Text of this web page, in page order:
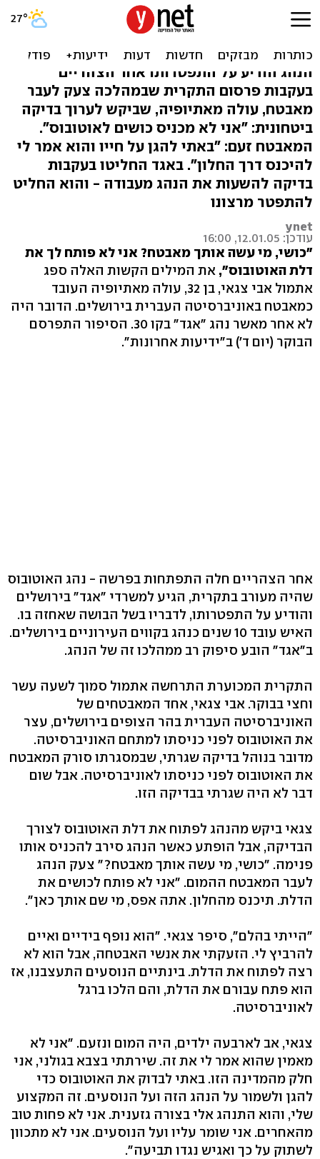
התפטר נהג אגד שקרא
"כושי" למאבטח אתיופי
הנהג הודיע על התפטרותו אחר הצהריים
בעקבות פרסום התקרית שבמהלכה צעק לעבר
מאבטח, עולה מאתיופיה, שביקש לערוך בדיקה
ביטחונית: "אני לא מכניס כושים לאוטובוס".
המאבטח זעם: "באתי להגן על חייו והוא אמר לי
להיכנס דרך החלון". באגד החליטו בעקבות
בדיקה להשעות את הנהג מעבודה - והוא החליט
להתפטר מרצונו
ynet
עודכן: 12.01.05, 16:00
"כושי, מי עשה אותך מאבטח? אני לא פותח לך את
דלת האוטובוס", את המילים הקשות האלה ספג
אתמול אבי צגאי, בן 32, עולה מאתיופיה העובד
כמאבטח באוניברסיטה העברית בירושלים. הדובר היה
לא אחר מאשר נהג "אגד" בקו 30. הסיפור התפרסם
הבוקר (יום ד') ב"ידיעות אחרונות".
אחר הצהריים חלה התפתחות בפרשה - נהג האוטובוס
שהיה מעורב בתקרית, הגיע למשרדי "אגד" בירושלים
והודיע על התפטרותו, לדבריו בשל הבושה שאחזה בו.
האיש עובד 10 שנים כנהג בקווים העירוניים בירושלים.
ב"אגד" הובע סיפוק רב ממהלכו זה של הנהג.
התקרית המכוערת התרחשה אתמול סמוך לשעה עשר
וחצי בבוקר. אבי צגאי, אחד המאבטחים של
האוניברסיטה העברית בהר הצופים בירושלים, עצר
את האוטובוס לפני כניסתו למתחם האוניברסיטה.
מדובר בנוהל בדיקה שגרתי, שבמסגרתו סורק המאבטח
את האוטובוס לפני כניסתו לאוניברסיטה. אבל שום
דבר לא היה שגרתי בבדיקה הזו.
צגאי ביקש מהנהג לפתוח את דלת האוטובוס לצורך
הבדיקה, אבל הופתע כאשר הנהג סירב להכניס אותו
פנימה. "כושי, מי עשה אותך מאבטח?" צעק הנהג
לעבר המאבטח ההמום. "אני לא פותח לכושים את
הדלת. תיכנס מהחלון. אתה אפס, מי שם אותך כאן".
"הייתי בהלם", סיפר צגאי. "הוא נופף בידיים ואיים
להרביץ לי. הזעקתי את אנשי האבטחה, אבל הוא לא
רצה לפתוח את הדלת. בינתיים הנוסעים התעצבנו, אז
הוא פתח עבורם את הדלת, והם הלכו ברגל
לאוניברסיטה.
צגאי, אב לארבעה ילדים, היה המום ונזעם. "אני לא
מאמין שהוא אמר לי את זה. שירתתי בצבא בגולני, אני
חלק מהמדינה הזו. באתי לבדוק את האוטובוס כדי
להגן ולשמור על הנהג הזה ועל הנוסעים. זה המקצוע
שלי, והוא התנהג אלי בצורה גזענית. אני לא פחות טוב
מהאחרים. אני שומר עליו ועל הנוסעים. אני לא מתכוון
לשתוק על כך ואגיש נגדו תביעה".